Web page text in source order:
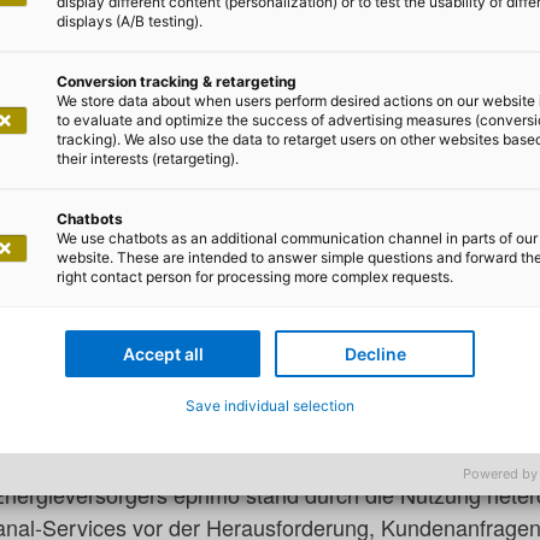
Strom- und Gasanbietern ist zu großen Teilen
Kommunikationswege gewöhnt.
fortschrittlichen Energiedienstleister darin, dass
abgewickelt und eingesehen werden können. Die
vom Kommunikationskanal schnell und
und gerade von der Qualität des Kundenservice
Kundenzahlen und einer entsprechend zunehmenden
Strom- und Gasanbieter eprimo vor genau dieser
einen hervorragenden Kundenservice zu bieten, der
eprimo stand durch die Nutzung
Services vor der Herausforderung,
displays (A/B testing).
Conversion tracking & retargeting
We store data about when users perform desired actions on our website
to evaluate and optimize the success of advertising measures
tracking). We also use the data to retarget users on other websites
their interests (retargeting).
Chatbots
We use chatbots as an additional communication channel in parts of our
website. These are intended to answer simple questions and forward
right contact person for processing more complex requests.
Accept all Decline
Save individual selection
Powered by